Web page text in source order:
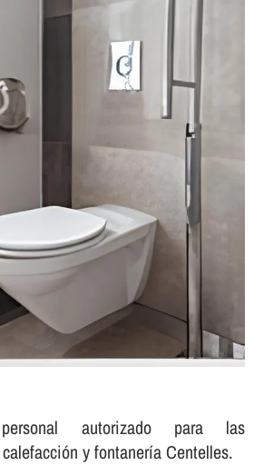
autorizado para las
y fontanerí­a Centelles.